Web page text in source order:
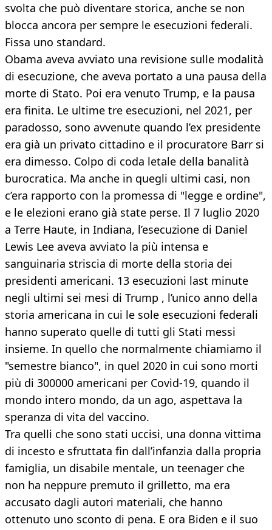
svolta che può diventare storica, anche se non
blocca ancora per sempre le esecuzioni federali.
Fissa uno standard.
Obama aveva avviato una revisione sulle modalità
di esecuzione, che aveva portato a una pausa della
morte di Stato. Poi era venuto Trump, e la pausa
era finita. Le ultime tre esecuzioni, nel 2021, per
paradosso, sono avvenute quando l’ex presidente
era già un privato cittadino e il procuratore Barr si
era dimesso. Colpo di coda letale della banalità
burocratica. Ma anche in quegli ultimi casi, non
c’era rapporto con la promessa di "legge e ordine",
e le elezioni erano già state perse. Il 7 luglio 2020
a Terre Haute, in Indiana, l’esecuzione di Daniel
Lewis Lee aveva avviato la più intensa e
sanguinaria striscia di morte della storia dei
presidenti americani. 13 esecuzioni last minute
negli ultimi sei mesi di Trump , l’unico anno della
storia americana in cui le sole esecuzioni federali
hanno superato quelle di tutti gli Stati messi
insieme. In quello che normalmente chiamiamo il
"semestre bianco", in quel 2020 in cui sono morti
più di 300000 americani per Covid-19, quando il
mondo intero mondo, da un ago, aspettava la
speranza di vita del vaccino.
Tra quelli che sono stati uccisi, una donna vittima
di incesto e sfruttata fin dall’infanzia dalla propria
famiglia, un disabile mentale, un teenager che
non ha neppure premuto il grilletto, ma era
accusato dagli autori materiali, che hanno
ottenuto uno sconto di pena. E ora Biden e il suo